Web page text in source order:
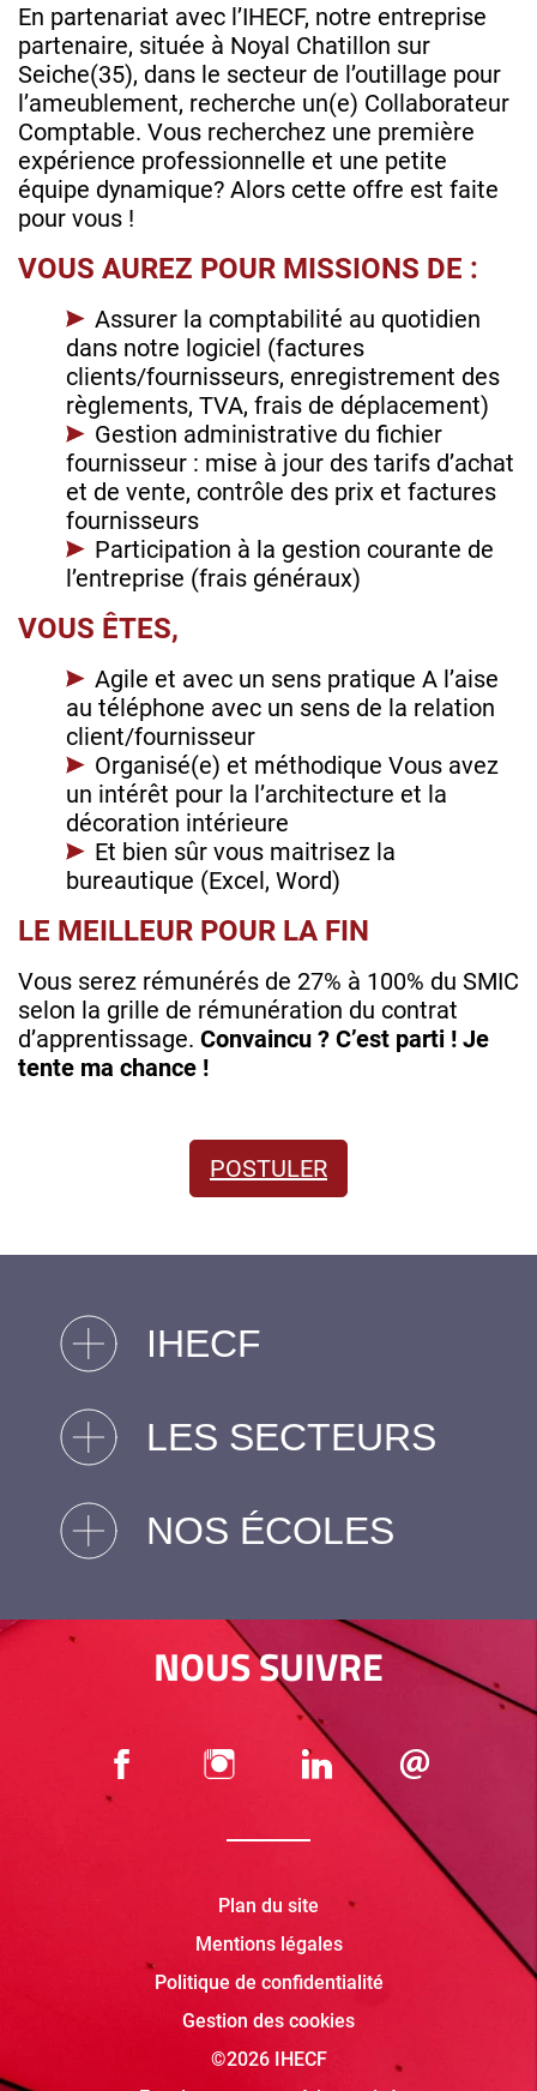
En partenariat avec l’IHECF, notre entreprise
partenaire, située à Noyal Chatillon sur
Seiche(35), dans le secteur de l’outillage pour
l’ameublement, recherche un(e) Collaborateur
Comptable. Vous recherchez une première
expérience professionnelle et une petite
équipe dynamique? Alors cette offre est faite
pour vous !
VOUS AUREZ POUR MISSIONS DE :
Assurer la comptabilité au quotidien
dans notre logiciel (factures
clients/fournisseurs, enregistrement des
règlements, TVA, frais de déplacement)
Gestion administrative du fichier
fournisseur : mise à jour des tarifs d’achat
et de vente, contrôle des prix et factures
fournisseurs
Participation à la gestion courante de
l’entreprise (frais généraux)
VOUS ÊTES,
Agile et avec un sens pratique A l’aise
au téléphone avec un sens de la relation
client/fournisseur
Organisé(e) et méthodique Vous avez
un intérêt pour la l’architecture et la
décoration intérieure
Et bien sûr vous maitrisez la
bureautique (Excel, Word)
LE MEILLEUR POUR LA FIN
Vous serez rémunérés de 27% à 100% du SMIC
selon la grille de rémunération du contrat
d’apprentissage. Convaincu ? C’est parti ! Je
tente ma chance !
POSTULER
IHECF
LES SECTEURS
NOS ÉCOLES
NOUS SUIVRE
Plan du site
Mentions légales
Politique de confidentialité
Gestion des cookies
©2026 IHECF